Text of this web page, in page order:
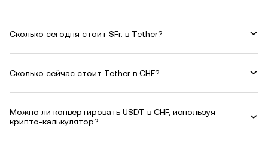
Сколько сегодня стоит SFr. в Tether?
Сколько сейчас стоит Tether в CHF?
Можно ли конвертировать USDT в CHF, используя
крипто-калькулятор?